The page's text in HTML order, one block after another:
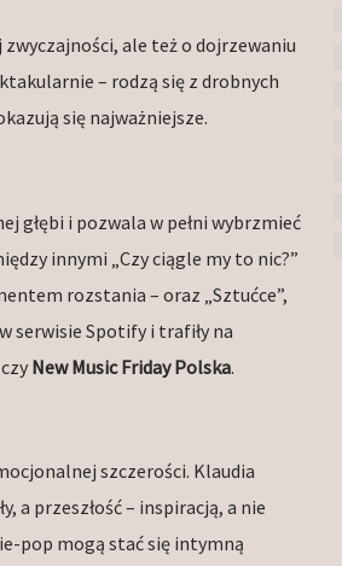
ale też o dojrzewaniu
– rodzą się z drobnych
się najważniejsze.
głębi i pozwala w pełni wybrzmieć
innymi „Czy ciągle my to nic?”
rozstania – oraz „Sztućce”,
serwisie Spotify i trafiły na
New Music Friday Polska.
szczerości. Klaudia
a przeszłość – inspiracją, a nie
pop mogą stać się intymną